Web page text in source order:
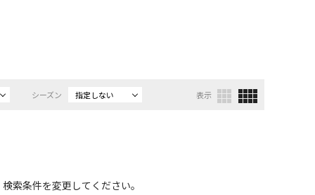
シーズン 指定しない 表示
索条件を変更してください。